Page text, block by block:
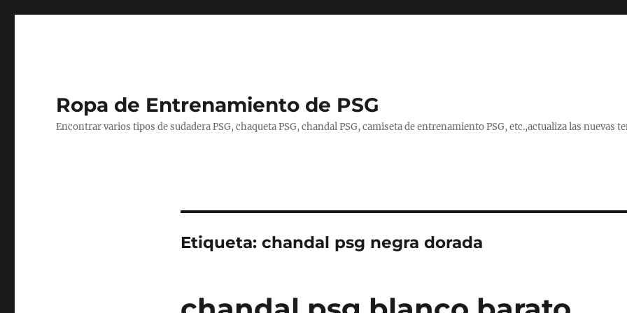
Ropa de Entrenamiento de PSG
Encontrar varios tipos de sudadera PSG, chaqueta PSG, chandal PSG, camiseta de entrenamiento PSG, etc.,actualiza las nuevas
Etiqueta: chandal psg negra dorada